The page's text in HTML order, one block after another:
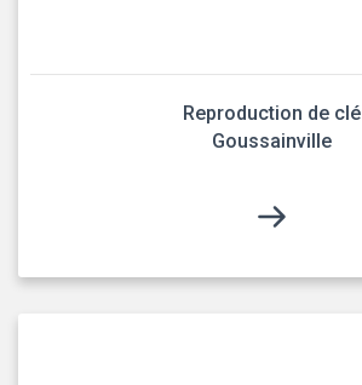
Reproduction de clé
Goussainville